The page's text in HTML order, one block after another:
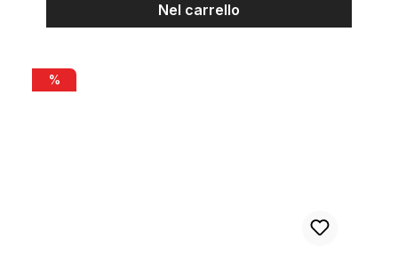
Nel carrello
Pedane nero con filettatura M10 per e-bike 20x4 anteriore /
%